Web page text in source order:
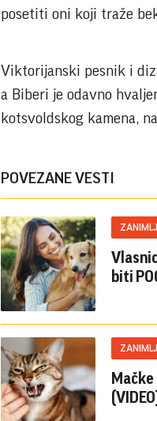
posetiti oni koji traže
Viktorijanski pesnik i
a Biberi je odavno
kotsvoldskog kamena,
POVEZANE VESTI
biti